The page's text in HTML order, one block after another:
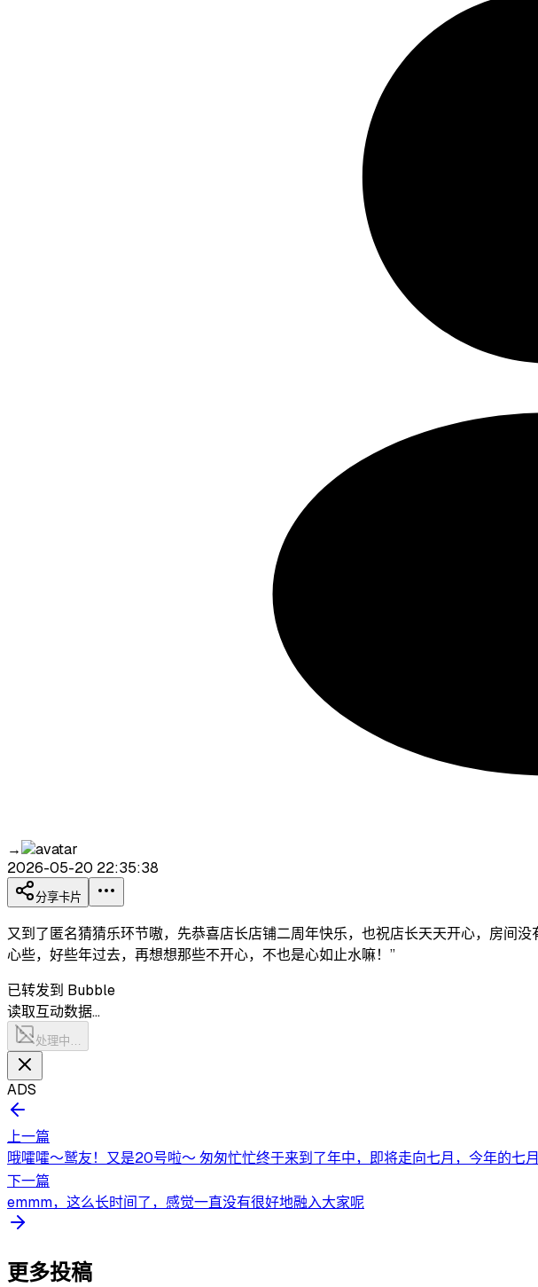
→
2026-05-20 22:35:38
分享卡片
又到了匿名猜猜乐环节嗷，先恭喜店长店铺二周年快乐，也祝店长天天开心，房间
心些，好些年过去，再想想那些不开心，不也是心如止水嘛！”
已转发到 Bubble
读取互动数据…
处理中…
ADS
上一篇
哦嚯嚯～鹫友！又是20号啦～ 匆匆忙忙终于来到了年中，即将走向七月，今年的七月
下一篇
emmm，这么长时间了，感觉一直没有很好地融入大家呢
更多投稿